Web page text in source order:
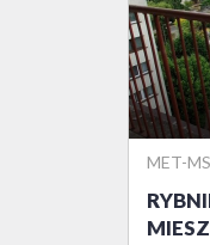
MET-